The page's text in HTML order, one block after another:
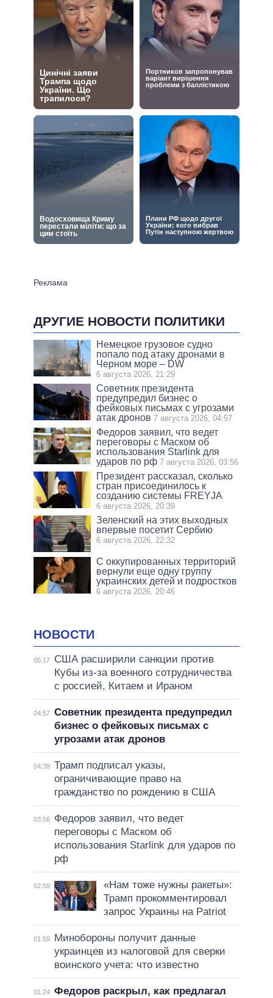
ДРУГИЕ НОВОСТИ ПОЛИТИКИ
Немецкое грузовое судно
попало под атаку дронами в
Черном море – DW
6 августа 2026, 21:29
Советник президента
предупредил бизнес о
фейковых письмах с угрозами
атак дронов 7 августа 2026, 04:57
Федоров заявил, что ведет
переговоры с Маском об
использования Starlink для
ударов по рф 7 августа 2026, 03:56
Президент рассказал, сколько
стран присоединилось к
созданию системы FREYJA
6 августа 2026, 20:39
Зеленский на этих выходных
впервые посетит Сербию
6 августа 2026, 22:32
С оккупированных территорий
вернули еще одну группу
украинских детей и подростков
6 августа 2026, 20:46
НОВОСТИ
05:17
США расширили санкции против
Кубы из-за военного сотрудничества
с россией, Китаем и Ираном
04:57 Советник президента предупредил
бизнес о фейковых письмах с
угрозами атак дронов
04:39 Трамп подписал указы,
ограничивающие право на
гражданство по рождению в США
03:56
Федоров заявил, что ведет
переговоры с Маском об
использования Starlink для ударов по
рф
02:59
«Нам тоже нужны ракеты»:
Трамп прокомментировал
запрос Украины на Patriot
01:59
Минобороны получит данные
украинцев из налоговой для сверки
воинского учета: что известно
01:24 Федоров раскрыл, как предлагал